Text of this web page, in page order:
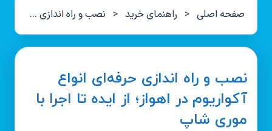
صفحه اصلی < راهنمای خرید < نصب و راه‌ اندازی حرفه‌ای انواع آکواریوم در اهواز؛ از ایده تا اجرا با موری شاپ
نصب و راه‌ اندازی حرفه‌ای انواع
آکواریوم در اهواز؛ از ایده تا اجرا با
موری شاپ